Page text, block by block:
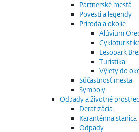
Partnerské mestá
Povesti a legendy
Príroda a okolie
Alúvium
Lesopark
Turistika
Výlety do
Súčastnosť mesta
Symboly
Odpady a životné
Deratizácia
Karanténna stanica
Odpady